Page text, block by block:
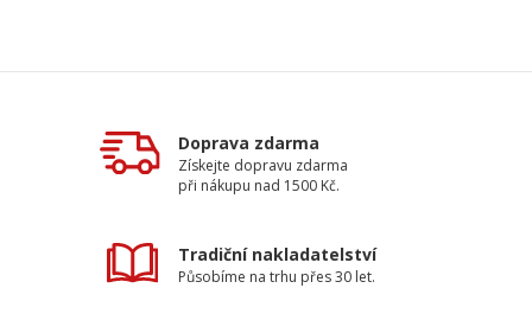
Doprava zdarma
Získejte dopravu zdarma
při nákupu nad 1500 Kč.
Tradiční nakladatelství
Působíme na trhu přes 30 let.